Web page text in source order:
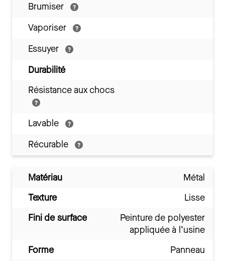
Brumiser
Vaporiser
Essuyer
Durabilité
Résistance aux chocs
Lavable
Récurable
Matériau
Métal
Texture
Lisse
Fini de surface
Peinture de polyester
appliquée à l’usine
Forme
Panneau